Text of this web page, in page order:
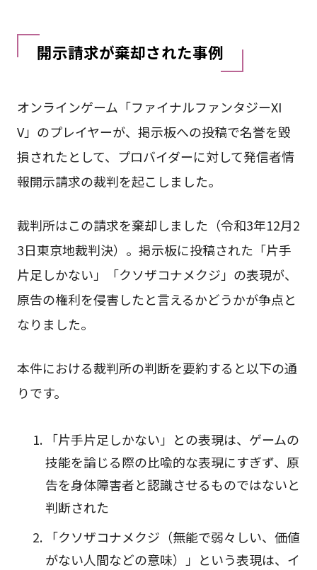
開示請求が棄却された事例
オンラインゲーム「ファイナルファンタジーXI
V」のプレイヤーが、掲示板への投稿で名誉を毀
損されたとして、プロバイダーに対して発信者情
報開示請求の裁判を起こしました。
裁判所はこの請求を棄却しました（令和3年12月2
3日東京地裁判決）。掲示板に投稿された「片手
片足しかない」「クソザコナメクジ」の表現が、
原告の権利を侵害したと言えるかどうかが争点と
なりました。
本件における裁判所の判断を要約すると以下の通
りです。
「片手片足しかない」との表現は、ゲームの
技能を論じる際の比喩的な表現にすぎず、原
告を身体障害者と認識させるものではないと
判断された
「クソザコナメクジ（無能で弱々しい、価値
がない人間などの意味）」という表現は、イ